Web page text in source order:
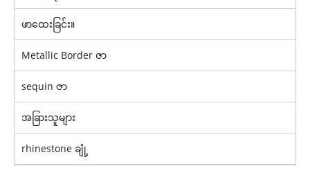
ဖာထေးခြင်း။
Metallic Border ဇာ
sequin ဇာ
အခြားသူများ
rhinestone ချုံ့